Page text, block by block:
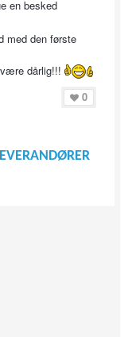
en besked
med den første
dårlig!!!
0